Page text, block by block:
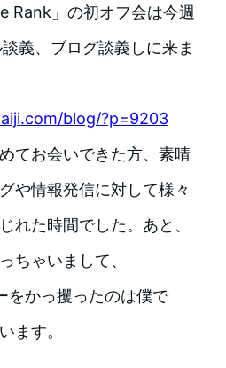
Rank」の初オフ会は今週
義、ブログ談義しに来ま
blog/?p=9203
てお会いできた方、素晴
や情報発信に対して様々
れた時間でした。あと、
ちゃいまして、
かっ攫ったのは僕で
ます。